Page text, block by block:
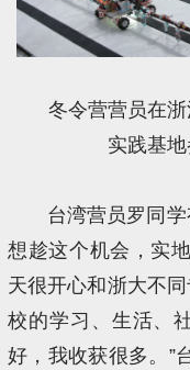
冬令营营员在
实践基地
台湾营员罗同
想趁这个机会，实
天很开心和浙大不
校的学习、生活、
好，我收获很多。”